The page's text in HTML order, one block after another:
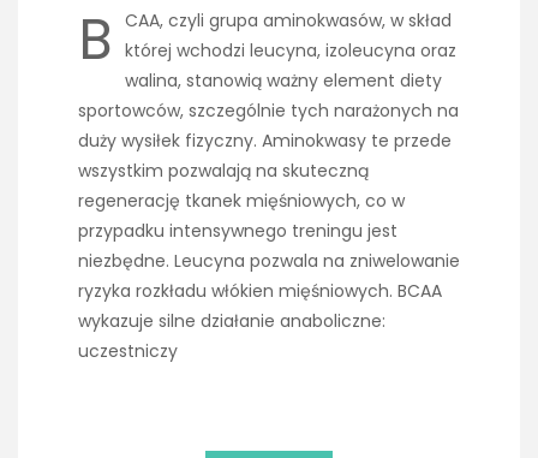
B CAA, czyli grupa aminokwasów, w skład
której wchodzi leucyna, izoleucyna oraz
walina, stanowią ważny element diety
sportowców, szczególnie tych narażonych na
duży wysiłek fizyczny. Aminokwasy te przede
wszystkim pozwalają na skuteczną
regenerację tkanek mięśniowych, co w
przypadku intensywnego treningu jest
niezbędne. Leucyna pozwala na zniwelowanie
ryzyka rozkładu włókien mięśniowych. BCAA
wykazuje silne działanie anaboliczne:
uczestniczy